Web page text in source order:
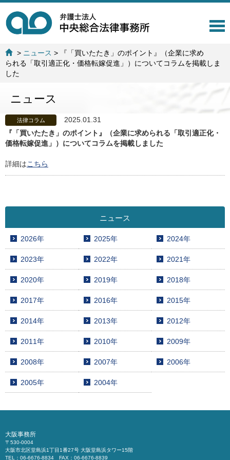
T
l
> ニュース >
『「買いたたき」のポイント』（企業に求め
られる「取引適正化・価格転嫁促進」）についてコラムを掲載しま
した
ニュース
法律コラム
2025.01.31
『「買いたたき」のポイント』（企業に求められる「取引適正化・
価格転嫁促進」）についてコラムを掲載しました
詳細はこちら
ニュース
2026年 2025年 2024年
2023年 2022年 2021年
2020年 2019年 2018年
2017年 2016年 2015年
2014年 2013年 2012年
2011年 2010年 2009年
2008年 2007年 2006年
2005年 2004年
大阪事務所
〒530-0004
大阪市北区堂島浜1丁目1番27号 大阪堂島浜タワー15階
TEL：06-6676-8834 FAX：06-6676-8839